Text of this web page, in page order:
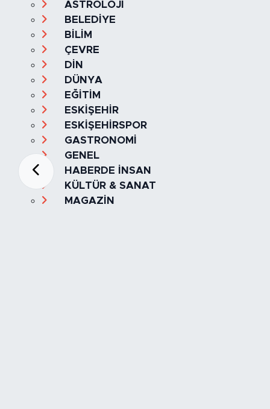
ASTROLOJİ
BELEDİYE
BİLİM
ÇEVRE
DİN
DÜNYA
EĞİTİM
ESKİŞEHİR
ESKİŞEHİRSPOR
GASTRONOMİ
GENEL
HABERDE İNSAN
KÜLTÜR & SANAT
MAGAZİN